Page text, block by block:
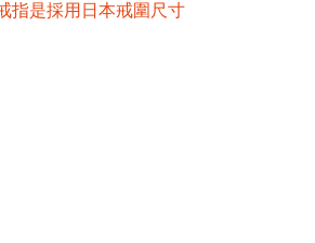
指是採用日本戒圍尺寸